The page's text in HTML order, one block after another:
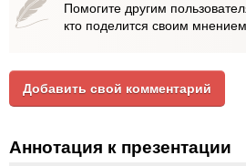
Помогите другим
кто поделится своим
Добавить свой комментарий
Аннотация к презентации